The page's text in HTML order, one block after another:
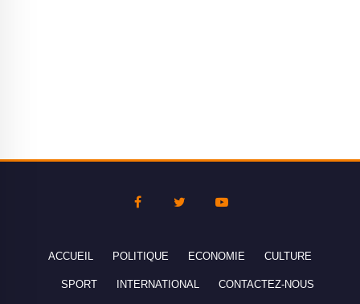
ACCUEIL POLITIQUE ECONOMIE CULTURE
SPORT INTERNATIONAL CONTACTEZ-NOUS